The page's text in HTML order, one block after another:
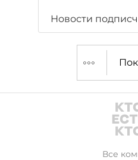
Новости
Все